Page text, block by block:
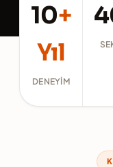
10+
Yıl
DENEYIM